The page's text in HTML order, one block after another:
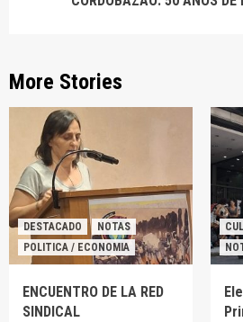
More Stories
DESTACADO
NOTAS
POLITICA / ECONOMIA
ENCUENTRO DE LA RED
SINDICAL